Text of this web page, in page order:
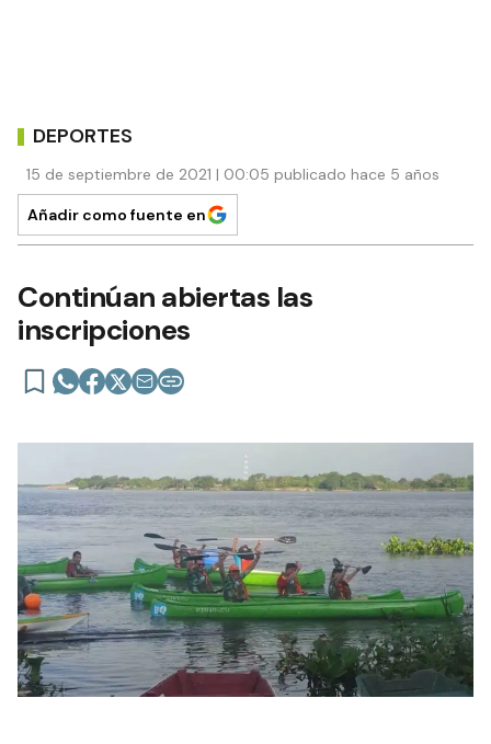
DEPORTES
15 de septiembre de 2021 | 00:05 publicado hace 5 años
Añadir como fuente en
Continúan abiertas las
inscripciones